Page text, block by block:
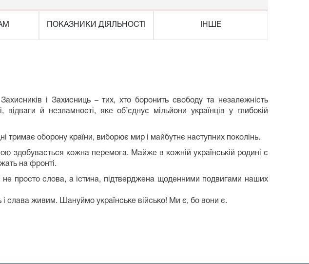
ПОКАЗНИКИ ДІЯЛЬНОСТІ ІНШЕ
і Захисниць – тих, хто боронить свободу та незалежність
й незламності, яке об’єднує мільйони українців у глибокій
тримає оборону країни, виборює мир і майбутнє наступних поколінь.
здобувається кожна перемога. Майже в кожній українській родині є
на фронті.
не просто слова, а істина, підтверджена щоденними подвигами наших
і слава живим. Шануймо українське військо! Ми є, бо вони є.